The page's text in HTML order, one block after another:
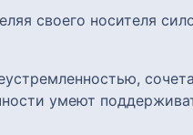
своего носителя
умеют